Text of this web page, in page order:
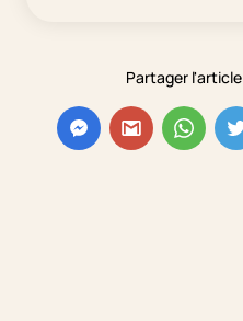
Partager l'article